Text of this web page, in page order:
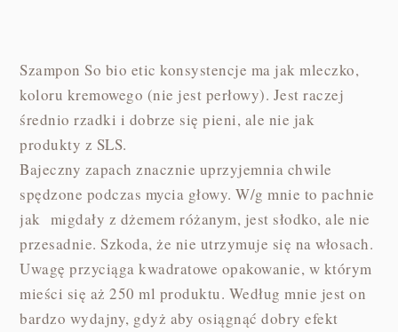
Szampon So bio etic konsystencje ma jak mleczko,
koloru kremowego (nie jest perłowy). Jest raczej
średnio rzadki i dobrze się pieni, ale nie jak
produkty z SLS.
Bajeczny zapach znacznie uprzyjemnia chwile
spędzone podczas mycia głowy. W/g mnie to pachnie
jak migdały z dżemem różanym, jest słodko, ale nie
przesadnie. Szkoda, że nie utrzymuje się na włosach.
Uwagę przyciąga kwadratowe opakowanie, w którym
mieści się aż 250 ml produktu. Według mnie jest on
bardzo wydajny, gdyż aby osiągnąć dobry efekt